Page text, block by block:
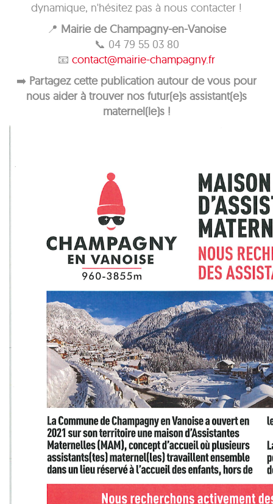
dynamique, n'hésitez pas à nous contacter !
📍 Mairie de Champagny-en-Vanoise
📞 04 79 55 03 80
📧 contact@mairie-champagny.fr
➡️ Partagez cette publication autour de vous pour
nous aider à trouver nos futur(e)s assistant(e)s
maternel(le)s !